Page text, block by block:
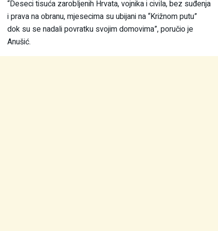
“Deseci tisuća zarobljenih Hrvata, vojnika i civila, bez suđenja
i prava na obranu, mjesecima su ubijani na “Križnom putu”
dok su se nadali povratku svojim domovima”, poručio je
Anušić.